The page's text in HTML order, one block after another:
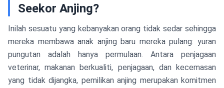
Seekor Anjing?
Inilah sesuatu yang kebanyakan orang tidak sedar sehingga
mereka membawa anak anjing baru mereka pulang: yuran
pungutan adalah hanya permulaan. Antara penjagaan
veterinar, makanan berkualiti, penjagaan, dan kecemasan
yang tidak dijangka, pemilikan anjing merupakan komitmen